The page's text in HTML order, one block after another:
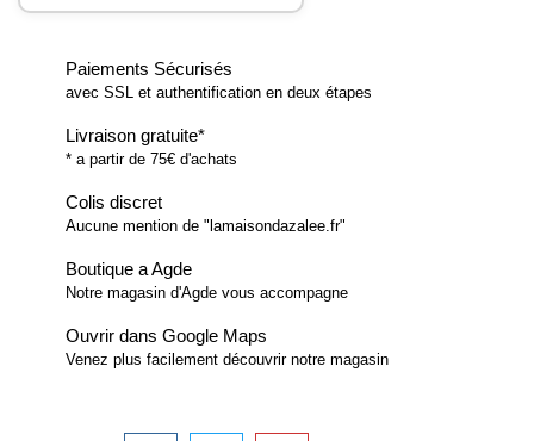
Paiements Sécurisés
avec SSL et authentification en deux étapes
Livraison gratuite*
* a partir de 75€ d'achats
Colis discret
Aucune mention de "lamaisondazalee.fr"
Boutique a Agde
Notre magasin d'Agde vous accompagne
Ouvrir dans Google Maps
Venez plus facilement découvrir notre magasin